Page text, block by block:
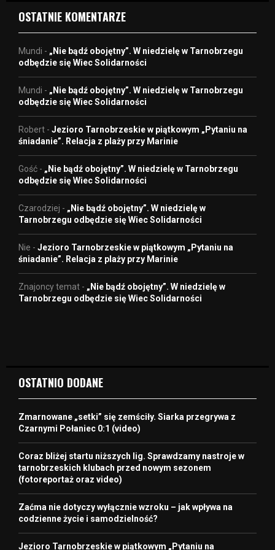
OSTATNIE KOMENTARZE
Mundi - „Nie bądź obojętny”. W niedzielę w Tarnobrzegu
odbędzie się Wiec Solidarności
Mundi - „Nie bądź obojętny”. W niedzielę w Tarnobrzegu
odbędzie się Wiec Solidarności
Robert - Jezioro Tarnobrzeskie w piątkowym „Pytaniu na
śniadanie”. Relacja z plaży przy Marinie
Gość - „Nie bądź obojętny”. W niedzielę w Tarnobrzegu
odbędzie się Wiec Solidarności
Czarodziej - „Nie bądź obojętny”. W niedzielę w
Tarnobrzegu odbędzie się Wiec Solidarności
Nie - Jezioro Tarnobrzeskie w piątkowym „Pytaniu na
śniadanie”. Relacja z plaży przy Marinie
Znajoncy temat - „Nie bądź obojętny”. W niedzielę w
Tarnobrzegu odbędzie się Wiec Solidarności
OSTATNIO DODANE
Zmarnowane „setki” się zemściły. Siarka przegrywa z
Czarnymi Połaniec 0:1 (video)
Coraz bliżej startu niższych lig. Sprawdzamy nastroje w
tarnobrzeskich klubach przed nowym sezonem
(fotoreportaż oraz video)
Zaćma nie dotyczy wyłącznie wzroku – jak wpływa na
codzienne życie i samodzielność?
Jezioro Tarnobrzeskie w piątkowym „Pytaniu na